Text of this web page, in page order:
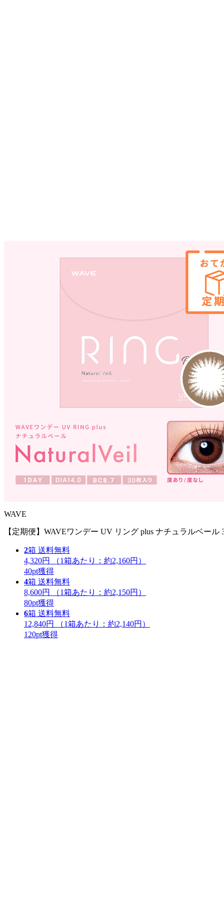
WAVE
【定期便】WAVEワンデー UV リング plus ナチュラルベール
2箱 送料無料
4,320円
（1箱あたり： 約2,160円 ）
40pt獲得
4箱 送料無料
8,600円
（1箱あたり： 約2,150円 ）
80pt獲得
6箱 送料無料
12,840円
（1箱あたり： 約2,140円 ）
120pt獲得